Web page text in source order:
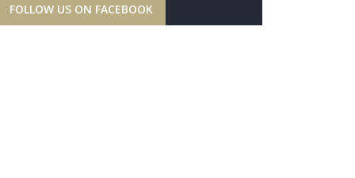
FOLLOW US ON FACEBOOK